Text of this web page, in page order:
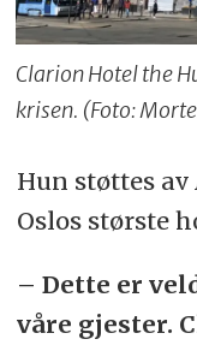
Clarion Hotel the
krisen. (Foto:
Hun støttes av
Oslos største
– Dette er
våre gjester.